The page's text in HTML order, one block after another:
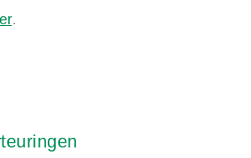
.